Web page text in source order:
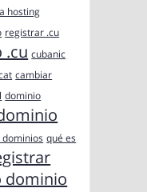
hosting
registrar .cu
.cu cubanic
cambiar
dominio
qué es
dominio